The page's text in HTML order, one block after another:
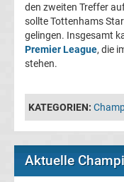
Champions
League
Alle
Trainer
Champions
League
den zweiten Treffer
sollte Tottenhams
gelingen. Insgesamt
Premier League, die
stehen.
KATEGORIEN:
Aktuelle